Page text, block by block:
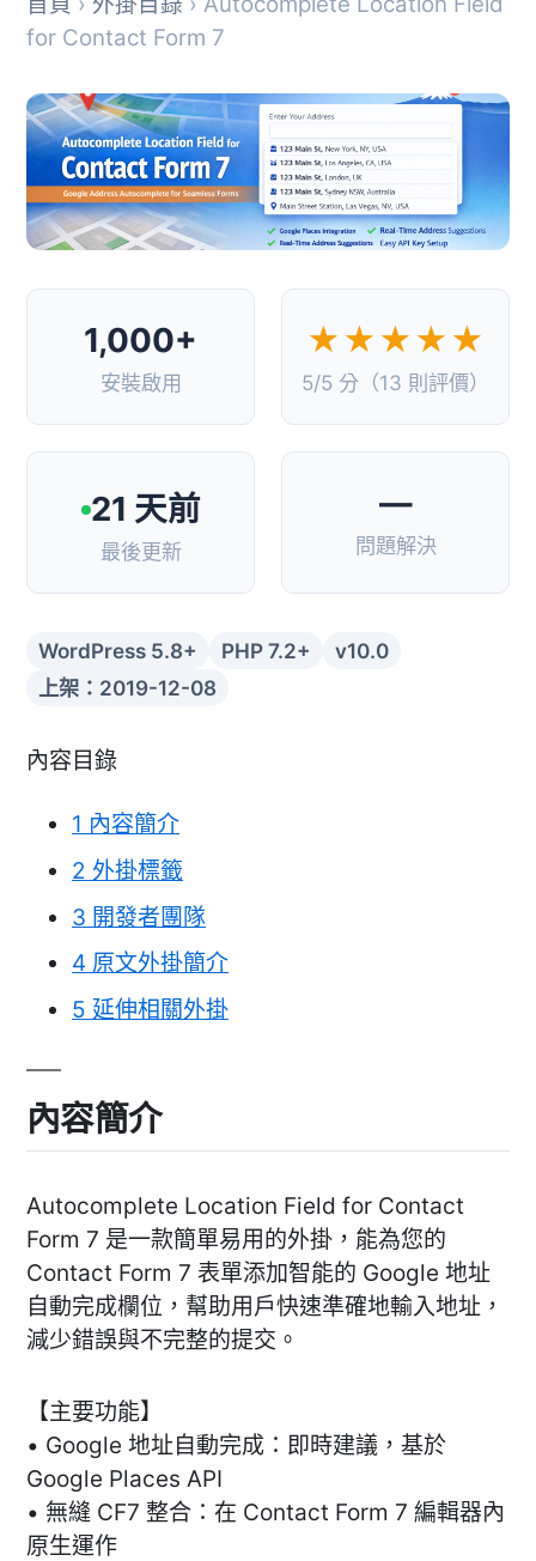
for Contact Form 7
1,000+
安裝啟用
★★★★★
5/5 分（13 則評價）
21 天前
最後更新
—
問題解決
WordPress 5.8+ PHP 7.2+
v10.0
上架：2019-12-08
內容目錄
1 內容簡介
2 外掛標籤
3 開發者團隊
4 原文外掛簡介
5 延伸相關外掛
內容簡介
Autocomplete Location Field for Contact
Form 7 是一款簡單易用的外掛，能為您的
Contact Form 7 表單添加智能的 Google 地址
自動完成欄位，幫助用戶快速準確地輸入地址，
減少錯誤與不完整的提交。
【主要功能】
• Google 地址自動完成：即時建議，基於
Google Places API
• 無縫 CF7 整合：在 Contact Form 7 編輯器內
原生運作